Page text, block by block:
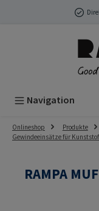
Zum Hauptinhalt
Navigation
Onlineshop Produkte
Gewindeeinsätze für
RAMPA